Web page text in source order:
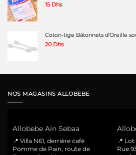
15 Dhs
Coton-tige Bâtonnets d'Oreille
20 Dhs
NOS MAGASINS ALLOBEBE
Allobebe Ain Sebaa
📍 Villa N61, derrière café
Pomme de Pain, route de
📍
Rue